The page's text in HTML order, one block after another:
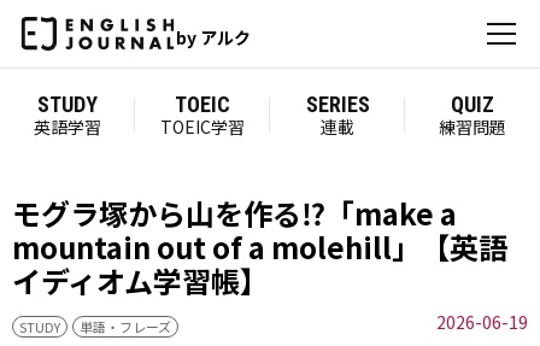
by アルク
STUDY
英語学習
TOEIC
TOEIC学習
SERIES
連載
QUIZ
練習問題
モグラ塚から山を作る⁉「make a
mountain out of a molehill」【英語
イディオム学習帳】
STUDY 単語・フレーズ 2026-06-19